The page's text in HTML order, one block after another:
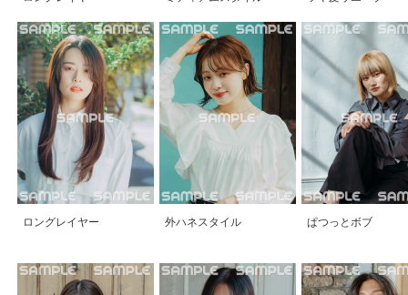
ロングレイヤー 外ハネスタイル ぱつっとボブ